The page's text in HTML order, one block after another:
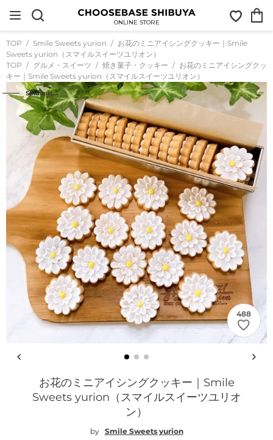
す
ONLINE STORE
お
気
入
り
カ
ー
TOP Smile Sweets yurion
お花のミニアイシングクッキー｜Smile
Sweets yurion（スマイルスイーツユリオン）
TOP
グルメ・スイーツ 焼き菓子・クッキー
お花のミニアイシングクッ
キー｜Smile Sweets yurion（スマイルスイーツユリオン）
Sold out
488
お花のミニアイシングクッキー｜Smile
Sweets yurion（スマイルスイーツユリオ
ン）
by Smile Sweets yurion